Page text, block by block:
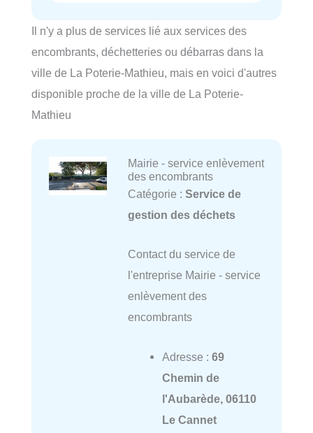
Il n'y a plus de services lié aux services des
encombrants, déchetteries ou débarras dans la
ville de La Poterie-Mathieu, mais en voici d'autres
disponible proche de la ville de La Poterie-
Mathieu
Mairie - service enlèvement
des encombrants
Catégorie : Service de
gestion des déchets
Contact du service de
l'entreprise Mairie - service
enlèvement des
encombrants
Adresse : 69
Chemin de
l'Aubarède, 06110
Le Cannet